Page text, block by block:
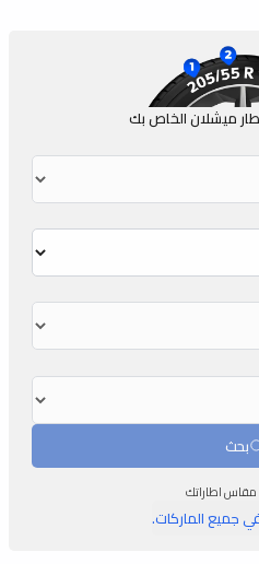
ميشلان الخاص بك
بحث
مقاس اطاراتك
جميع الماركات.